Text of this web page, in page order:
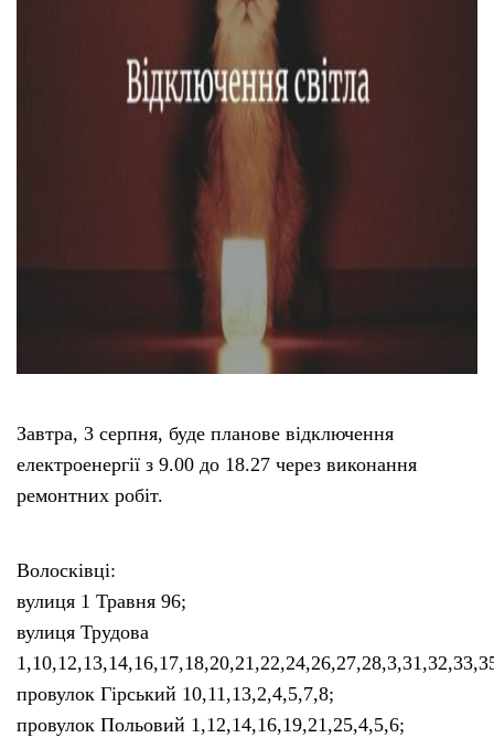
Завтра, 3 серпня, буде планове відключення
електроенергії з 9.00 до 18.27 через виконання
ремонтних робіт.
Волосківці:
вулиця 1 Травня 96;
вулиця Трудова
провулок Гірський 10,11,13,2,4,5,7,8;
провулок Польовий 1,12,14,16,19,21,25,4,5,6;